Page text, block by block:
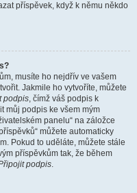
příspěvek, když k němu někdo
musíte ho nejdřív ve vašem
Jakmile ho vytvoříte, můžete
podpis, čímž váš podpis k
můj podpis ke všem mým
panelu“ na záložce
můžete automaticky
Pokud to uděláte, můžete stále
příspěvkům tak, že během
podpis.